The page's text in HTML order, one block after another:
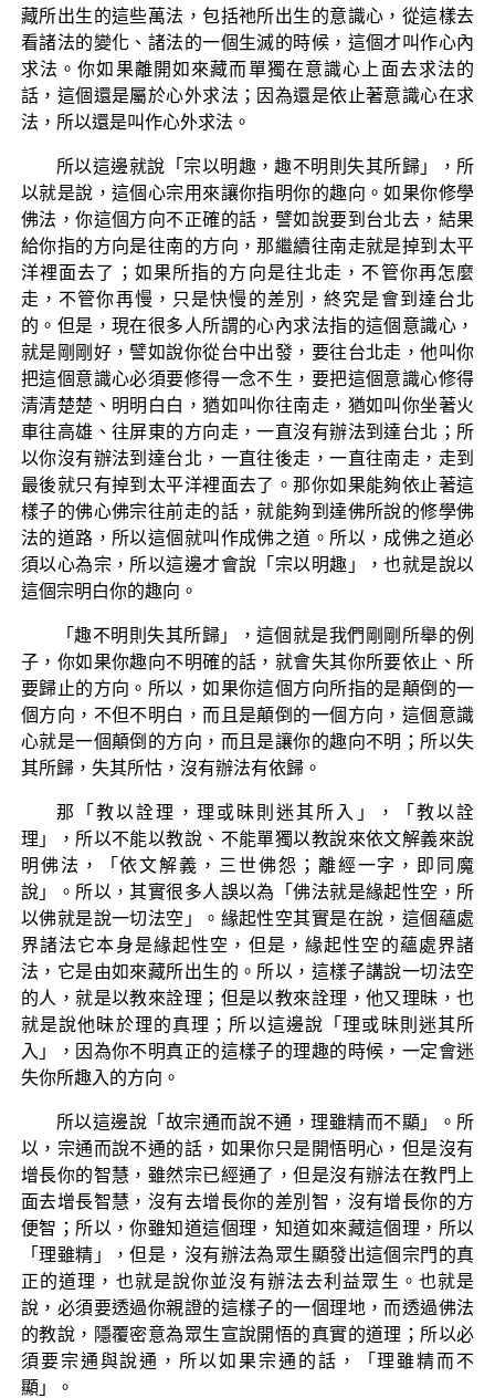
藏所出生的這些萬法，包括祂所出生的意識心，從這樣去
看諸法的變化、諸法的一個生滅的時候，這個才叫作心內
求法。你如果離開如來藏而單獨在意識心上面去求法的
話，這個還是屬於心外求法；因為還是依止著意識心在求
法，所以還是叫作心外求法。
所以這邊就說「宗以明趣，趣不明則失其所歸」，所
以就是說，這個心宗用來讓你指明你的趣向。如果你修學
佛法，你這個方向不正確的話，譬如說要到台北去，結果
給你指的方向是往南的方向，那繼續往南走就是掉到太平
洋裡面去了；如果所指的方向是往北走，不管你再怎麼
走，不管你再慢，只是快慢的差別，終究是會到達台北
的。但是，現在很多人所謂的心內求法指的這個意識心，
就是剛剛好，譬如說你從台中出發，要往台北走，他叫你
把這個意識心必須要修得一念不生，要把這個意識心修得
清清楚楚、明明白白，猶如叫你往南走，猶如叫你坐著火
車往高雄、往屏東的方向走，一直沒有辦法到達台北；所
以你沒有辦法到達台北，一直往後走，一直往南走，走到
最後就只有掉到太平洋裡面去了。那你如果能夠依止著這
樣子的佛心佛宗往前走的話，就能夠到達佛所說的修學佛
法的道路，所以這個就叫作成佛之道。所以，成佛之道必
須以心為宗，所以這邊才會說「宗以明趣」，也就是說以
這個宗明白你的趣向。
「趣不明則失其所歸」，這個就是我們剛剛所舉的例
子，你如果你趣向不明確的話，就會失其你所要依止、所
要歸止的方向。所以，如果你這個方向所指的是顛倒的一
個方向，不但不明白，而且是顛倒的一個方向，這個意識
心就是一個顛倒的方向，而且是讓你的趣向不明；所以失
其所歸，失其所怙，沒有辦法有依歸。
那「教以詮理，理或昧則迷其所入」，「教以詮
理」，所以不能以教說、不能單獨以教說來依文解義來說
明佛法，「依文解義，三世佛怨；離經一字，即同魔
說」。所以，其實很多人誤以為「佛法就是緣起性空，所
以佛就是說一切法空」。緣起性空其實是在說，這個蘊處
界諸法它本身是緣起性空，但是，緣起性空的蘊處界諸
法，它是由如來藏所出生的。所以，這樣子講說一切法空
的人，就是以教來詮理；但是以教來詮理，他又理昧，也
就是說他昧於理的真理；所以這邊說「理或昧則迷其所
入」，因為你不明真正的這樣子的理趣的時候，一定會迷
失你所趣入的方向。
所以這邊說「故宗通而說不通，理雖精而不顯」。所
以，宗通而說不通的話，如果你只是開悟明心，但是沒有
增長你的智慧，雖然宗已經通了，但是沒有辦法在教門上
面去增長智慧，沒有去增長你的差別智，沒有增長你的方
便智；所以，你雖知道這個理，知道如來藏這個理，所以
「理雖精」，但是，沒有辦法為眾生顯發出這個宗門的真
正的道理，也就是說你並沒有辦法去利益眾生。也就是
說，必須要透過你親證的這樣子的一個理地，而透過佛法
的教說，隱覆密意為眾生宣說開悟的真實的道理；所以必
須要宗通與說通，所以如果宗通的話，「理雖精而不
顯」。